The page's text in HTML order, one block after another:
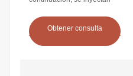
Obtener consulta